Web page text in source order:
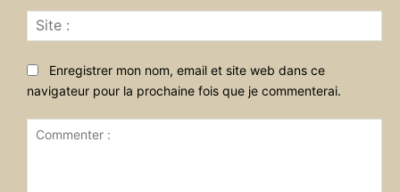
:
Enregistrer mon nom, email et site web dans ce
navigateur pour la prochaine fois que je commenterai.